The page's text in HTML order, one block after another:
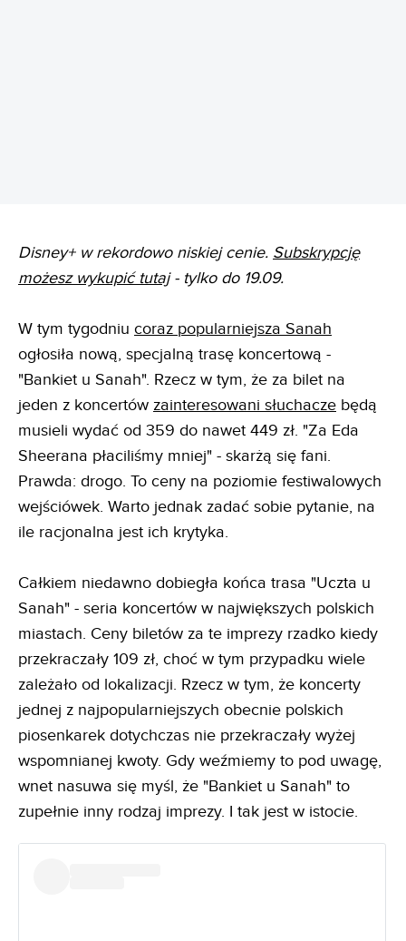
Disney+ w rekordowo niskiej cenie. Subskrypcję
możesz wykupić tutaj- tylko do 19.09.
W tym tygodniu coraz popularniejsza Sanah
ogłosiła nową, specjalną trasę koncertową -
"Bankiet u Sanah". Rzecz w tym, że za bilet na
jeden z koncertów zainteresowani słuchacze będą
musieli wydać od 359 do nawet 449 zł. "Za Eda
Sheerana płaciliśmy mniej" - skarżą się fani.
Prawda: drogo. To ceny na poziomie festiwalowych
wejściówek. Warto jednak zadać sobie pytanie, na
ile racjonalna jest ich krytyka.
Całkiem niedawno dobiegła końca trasa "Uczta u
Sanah" - seria koncertów w największych polskich
miastach. Ceny biletów za te imprezy rzadko kiedy
przekraczały 109 zł, choć w tym przypadku wiele
zależało od lokalizacji. Rzecz w tym, że koncerty
jednej z najpopularniejszych obecnie polskich
piosenkarek dotychczas nie przekraczały wyżej
wspomnianej kwoty. Gdy weźmiemy to pod uwagę,
wnet nasuwa się myśl, że "Bankiet u Sanah" to
zupełnie inny rodzaj imprezy. I tak jest w istocie.